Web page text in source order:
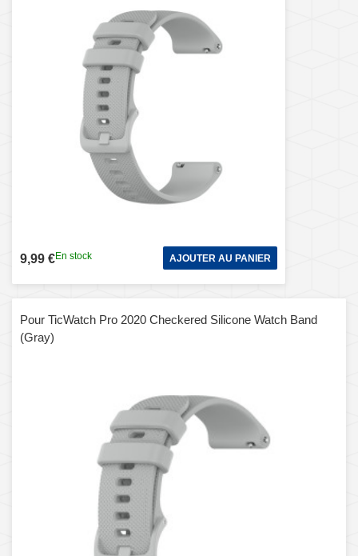
9,99 €En stock AJOUTER AU PANIER
Pour TicWatch Pro 2020 Checkered Silicone Watch Band
(Gray)